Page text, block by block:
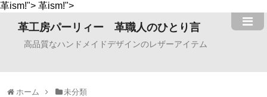
革ism!"> 革ism!">
革工房パーリィー 革職人のひとり言
高品質なハンドメイドデザインのレザーアイテム
ホーム 未分類